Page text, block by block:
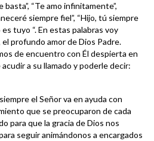
“Te amo infinitamente”,
siempre fiel”, “Hijo, tú siempre
tuyo “. En estas palabras voy
profundo amor de Dios Padre.
de encuentro con Él despierta en
a su llamado y poderle decir:
el Señor va en ayuda con
que se preocuparon de cada
para que la gracia de Dios nos
seguir animándonos a encargados